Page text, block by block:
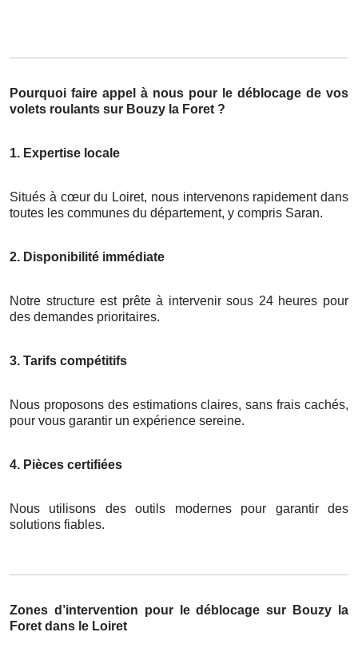
Pourquoi faire appel à nous pour le déblocage de vos
volets roulants sur Bouzy la Foret ?
1. Expertise locale
Situés à cœur du Loiret, nous intervenons rapidement dans
toutes les communes du département, y compris Saran.
2. Disponibilité immédiate
Notre structure est prête à intervenir sous 24 heures pour
des demandes prioritaires.
3. Tarifs compétitifs
Nous proposons des estimations claires, sans frais cachés,
pour vous garantir un expérience sereine.
4. Pièces certifiées
Nous utilisons des outils modernes pour garantir des
solutions fiables.
Zones d’intervention pour le déblocage sur Bouzy la
Foret dans le Loiret